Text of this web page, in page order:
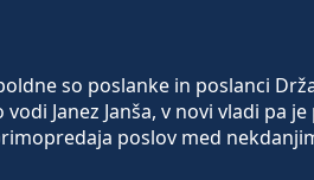
so poslanke in poslanci
Janez Janša, v novi vladi pa
poslov med